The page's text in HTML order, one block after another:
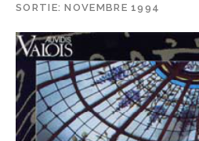
SORTIE NOVEMBRE 1994